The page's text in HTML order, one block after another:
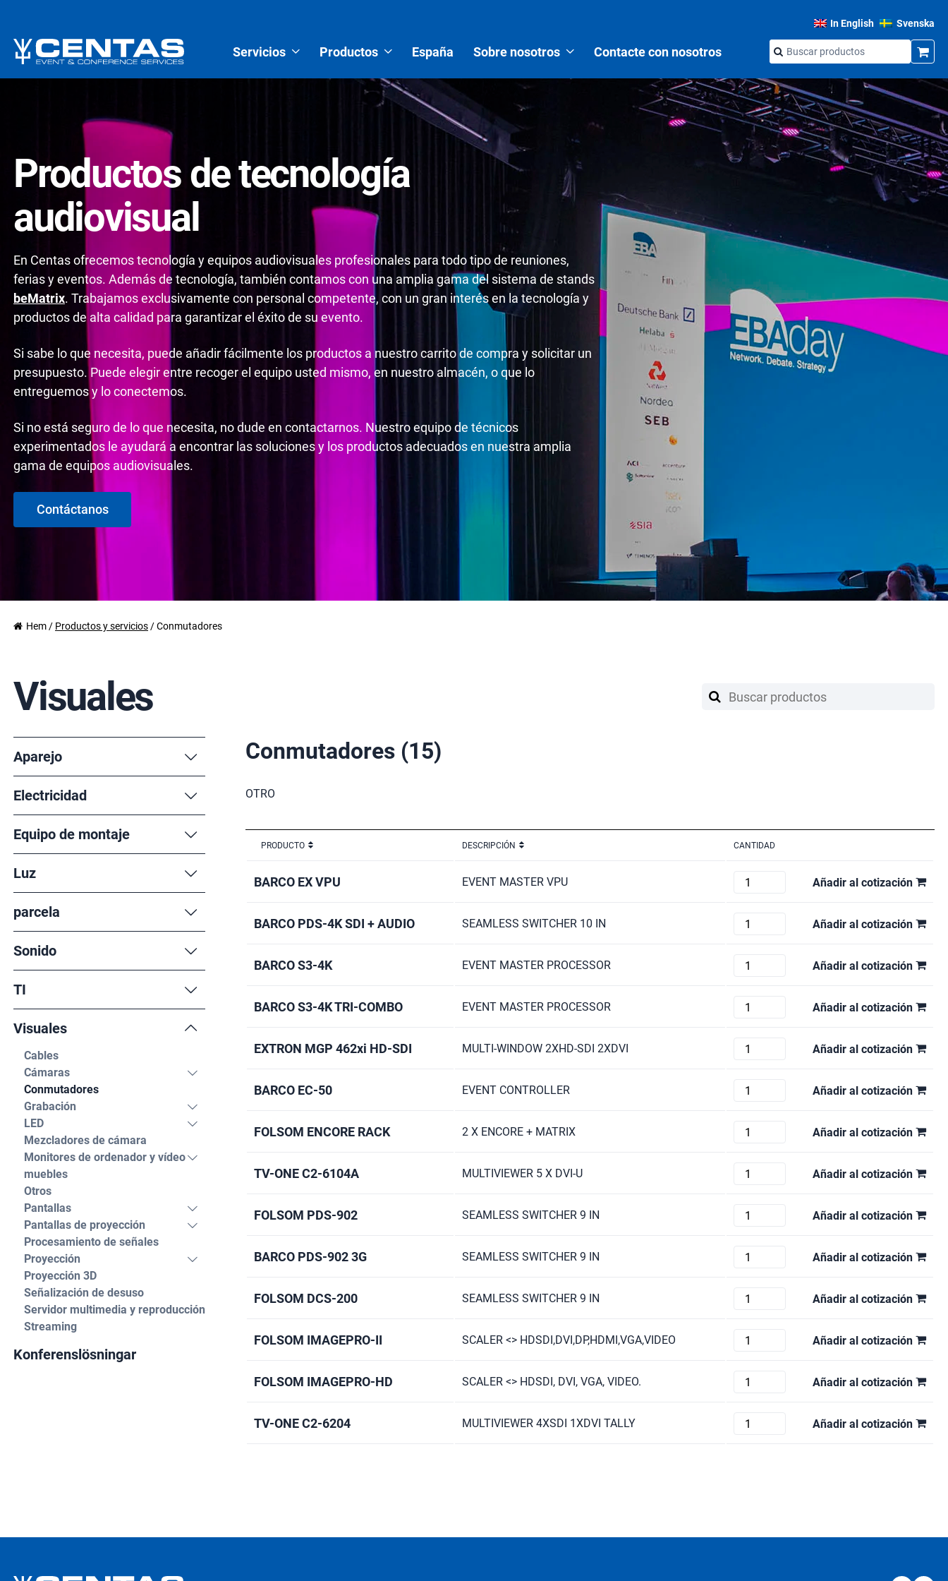
In English Svenska
Servicios Productos España Sobre nosotros Contacte con nosotros
Productos de tecnología
audiovisual
En Centas ofrecemos tecnología y equipos audiovisuales profesionales para todo tipo de reuniones,
ferias y eventos. Además de tecnología, también contamos con una amplia gama del sistema de stands
beMatrix. Trabajamos exclusivamente con personal competente, con un gran interés en la tecnología y
productos de alta calidad para garantizar el éxito de su evento.
Si sabe lo que necesita, puede añadir fácilmente los productos a nuestro carrito de compra y solicitar un
presupuesto. Puede elegir entre recoger el equipo usted mismo, en nuestro almacén, o que lo
entreguemos y lo conectemos.
Si no está seguro de lo que necesita, no dude en contactarnos. Nuestro equipo de técnicos
experimentados le ayudará a encontrar las soluciones y los productos adecuados en nuestra amplia
gama de equipos audiovisuales.
Contáctanos
Hem / Productos y servicios /Conmutadores
Visuales
Aparejo
Electricidad
Equipo de montaje
Luz
parcela
Sonido
TI
Visuales
Cables
Cámaras
Conmutadores
Grabación
LED
Mezcladores de cámara
Monitores de ordenador y vídeo
muebles
Otros
Pantallas
Pantallas de proyección
Procesamiento de señales
Proyección
Proyección 3D
Señalización de desuso
Servidor multimedia y reproducción
Streaming
Konferenslösningar
Conmutadores (15)
OTRO
PRODUCTO DESCRIPCIÓN CANTIDAD
BARCO EX VPU EVENT MASTER VPU
BARCO
cantidad
Añadir al cotización
BARCO PDS-4K SDI + AUDIO SEAMLESS SWITCHER 10 IN
BARCO
SDI
AUDIO
Añadir al cotización
BARCO S3-4K EVENT MASTER PROCESSOR
BARCO
cantidad
Añadir al cotización
BARCO S3-4K TRI-COMBO EVENT MASTER PROCESSOR
BARCO
TRI-
cantidad
Añadir al cotización
EXTRON MGP 462xi HD-SDI MULTI-WINDOW 2XHD-SDI 2XDVI
EXTRON
HD-
cantidad
Añadir al cotización
BARCO EC-50 EVENT CONTROLLER
BARCO
cantidad
Añadir al cotización
FOLSOM ENCORE RACK 2 X ENCORE + MATRIX
FOLSOM
cantidad
Añadir al cotización
TV-ONE C2-6104A MULTIVIEWER 5 X DVI-U
TV-
6104A
Añadir al cotización
FOLSOM PDS-902 SEAMLESS SWITCHER 9 IN
FOLSOM
cantidad
Añadir al cotización
BARCO PDS-902 3G SEAMLESS SWITCHER 9 IN
BARCO
3G
Añadir al cotización
FOLSOM DCS-200 SEAMLESS SWITCHER 9 IN
FOLSOM
cantidad
Añadir al cotización
FOLSOM IMAGEPRO-II SCALER <> HDSDI,DVI,DP,HDMI,VGA,VIDEO
FOLSOM
cantidad
Añadir al cotización
FOLSOM IMAGEPRO-HD SCALER <> HDSDI, DVI, VGA, VIDEO.
FOLSOM
cantidad
Añadir al cotización
TV-ONE C2-6204 MULTIVIEWER 4XSDI 1XDVI TALLY
TV-
Añadir al cotización